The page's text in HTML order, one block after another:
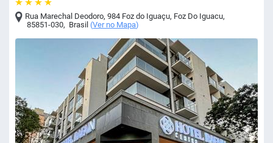
Rua Marechal Deodoro, 984 Foz do Iguaçu, Foz Do Iguacu,
85851-030, Brasil (Ver no Mapa)